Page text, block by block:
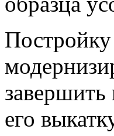
Постройку
завершить
его